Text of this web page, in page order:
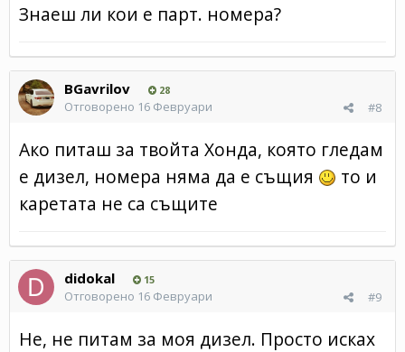
Знаеш ли кои е парт. номера?
BGavrilov 28
#8
Отговорено 16 Февруари
Ако питаш за твойта Хонда, която гледам
е дизел, номера няма да е същия
то и
каретата не са същите
didokal 15
#9
Отговорено 16 Февруари
Не, не питам за моя дизел. Просто исках